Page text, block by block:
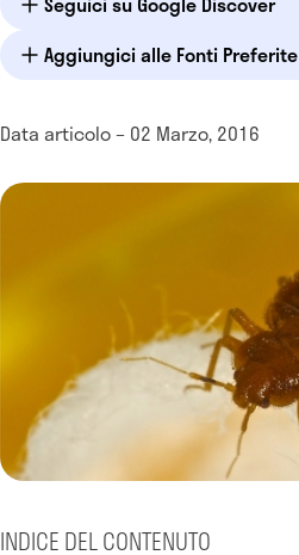
Aggiungici alle Fonti
Data articolo – 02 Marzo, 2016
INDICE DEL CONTENUTO